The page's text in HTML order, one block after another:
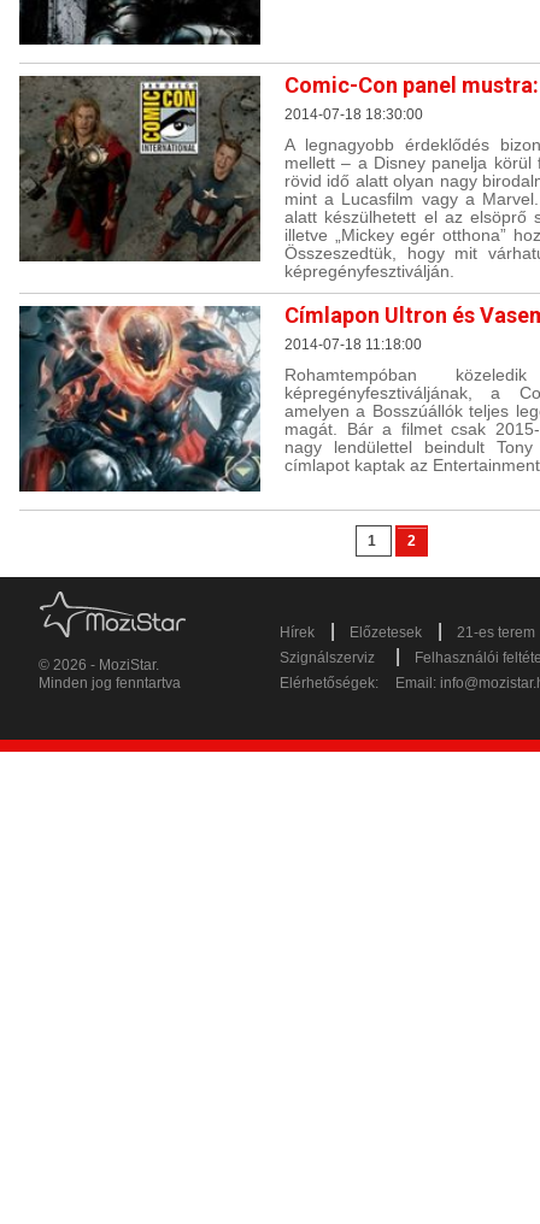
Comic-Con panel
2014-07-18 18:30:00
A legnagyobb érdeklődés
mellett – a Disney panelja
rövid idő alatt olyan nagy
mint a Lucasfilm vagy a
alatt készülhetett el az elsöprő
illetve „Mickey egér otthona”
Összeszedtük, hogy mit
képregényfesztiválján.
Címlapon Ultron és
2014-07-18 11:18:00
Rohamtempóban
képregényfesztiváljának, a
amelyen a Bosszúállók teljes
magát. Bár a filmet csak
nagy lendülettel beindult Tony
címlapot kaptak az
1 2
© 2026 - MoziStar.
Minden jog fenntartva
Hírek Előzetesek
21-es terem
Szignálszerviz
Felhasználói
Elérhetőségek:
Email: